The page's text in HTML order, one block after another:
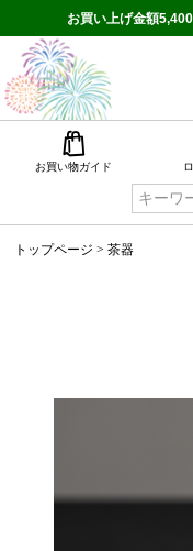
お買い上げ金額
お買い物ガイド
トップページ 茶器